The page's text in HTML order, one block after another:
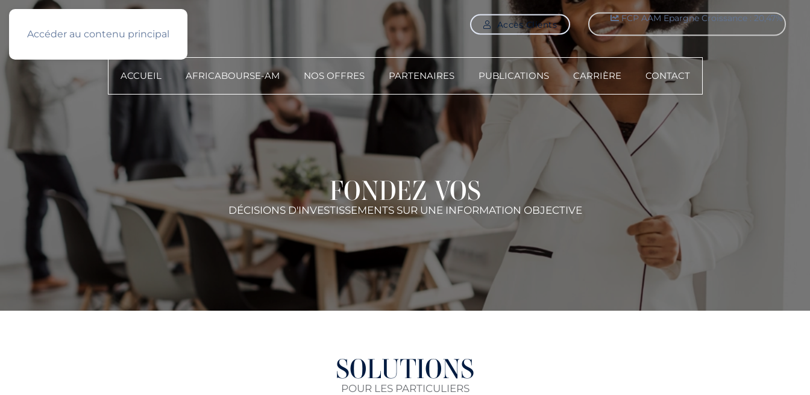
Accéder au contenu principal
Accès Clients
FCP AAM Epargne Croissance : 20,47%
ACCUEIL AFRICABOURSE-AM NOS OFFRES PARTENAIRES PUBLICATIONS CARRIÈRE CONTACT
FONDEZ VOS
DÉCISIONS D'INVESTISSEMENTS SUR UNE INFORMATION OBJECTIVE
SOLUTIONS
POUR LES PARTICULIERS